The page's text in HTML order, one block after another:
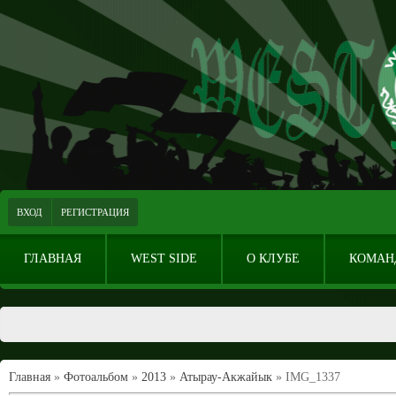
ВХОД РЕГИСТРАЦИЯ
ГЛАВНАЯ WEST SIDE О КЛУБЕ
Главная » Фотоальбом » 2013 » Атырау-Акжайык » IMG_1337